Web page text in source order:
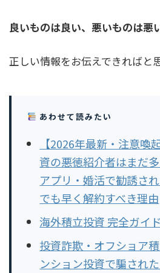
良いものは良い、悪いものは悪
正しい情報をお伝えできればと
あわせて読みたい
【2026年最新・注意喚
資の悪徳紹介者はまだ
アプリ・婚活で勧誘さ
でも早く解約すべき理由
海外積立投資 完全ガイ
投資詐欺・オフショア
ンション投資で騙され